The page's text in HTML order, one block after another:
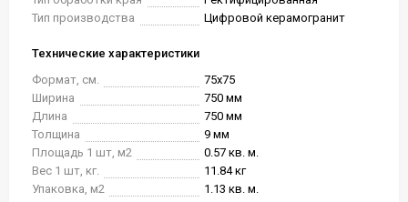
Тип производства
Цифровой керамогранит
Технические характеристики
Формат, см.
75x75
Ширина
750 мм
Длина
750 мм
Толщина
9 мм
Площадь 1 шт, м2
0.57 кв. м.
Вес 1 шт, кг.
11.84 кг
Упаковка, м2
1.13 кв. м.